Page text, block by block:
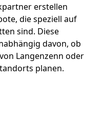
erstellen
die speziell auf
sind. Diese
davon, ob
Langenzenn oder
planen.